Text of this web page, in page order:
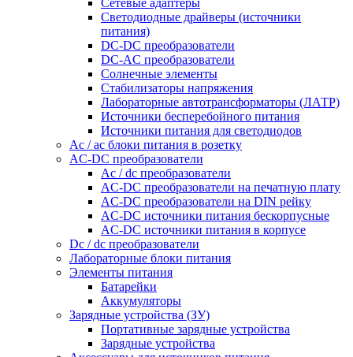
Светодиодные драйверы (источники
питания)
DC-DC преобразователи
DC-AC преобразователи
Солнечные элементы
Стабилизаторы напряжения
Лабораторные автотрансформаторы (ЛАТР)
Источники бесперебойного питания
Источники питания для светодиодов
Ac / ac блоки питания в розетку
AC-DC преобразователи
Ac / dc преобразователи
AC-DC преобразователи на печатную плату
AC-DC преобразователи на DIN рейку
AC-DC источники питания бескорпусные
AC-DC источники питания в корпусе
Dc / dc преобразователи
Лабораторные блоки питания
Элементы питания
Батарейки
Аккумуляторы
Зарядные устройства (ЗУ)
Портативные зарядные устройства
Зарядные устройства